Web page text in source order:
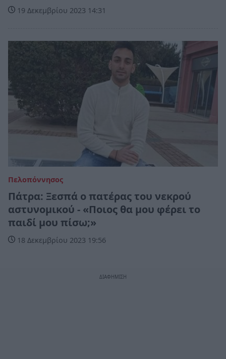
19 Δεκεμβρίου 2023 14:31
Πελοπόννησος
Πάτρα: Ξεσπά ο πατέρας του νεκρού
αστυνομικού - «Ποιος θα μου φέρει το
παιδί μου πίσω;»
18 Δεκεμβρίου 2023 19:56